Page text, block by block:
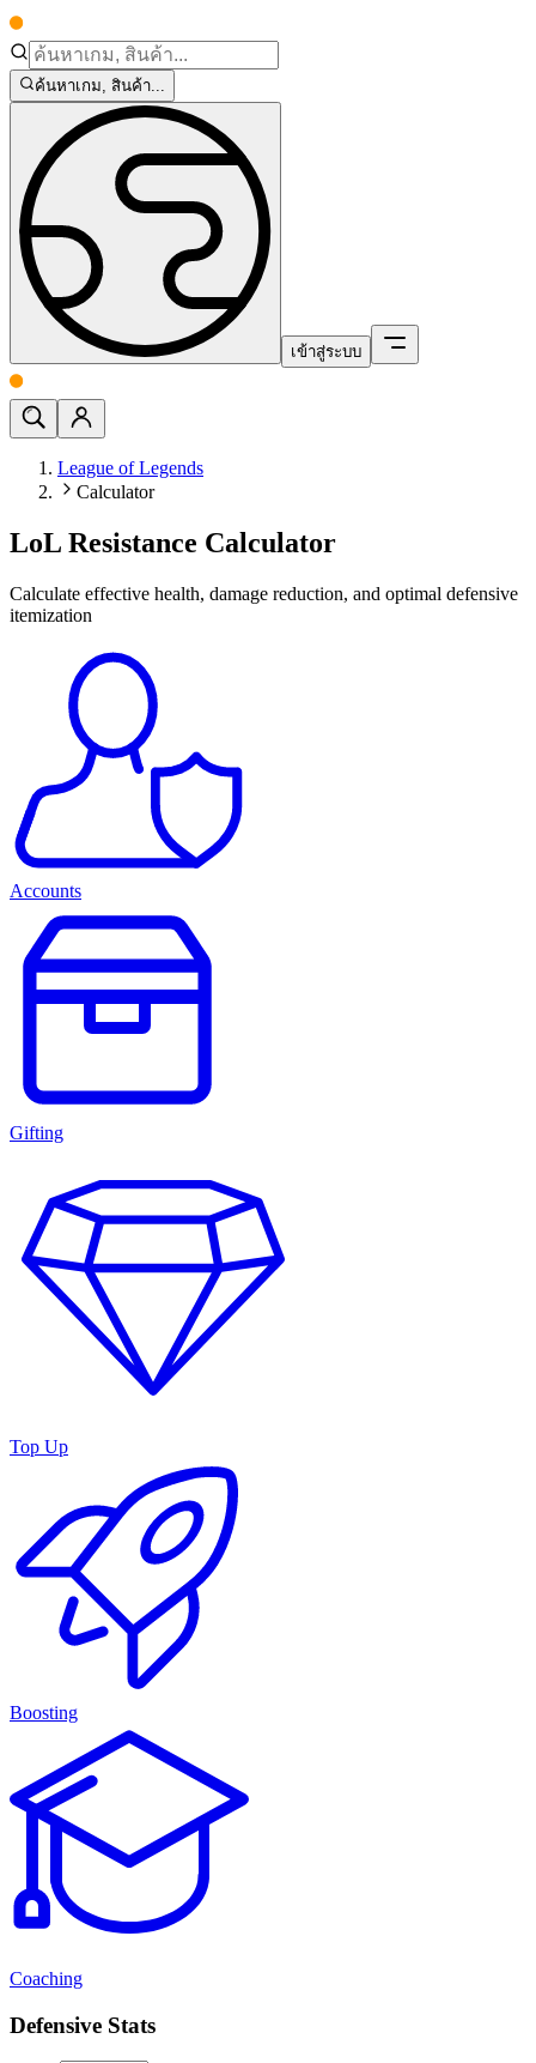
ค้นหาเกม, สินค้า...
เข้าสู่ระบบ
League of Legends
Calculator
LoL Resistance Calculator
Calculate effective health, damage reduction, and optimal defensive
itemization
Accounts
Gifting
Top Up
Boosting
Coaching
Defensive Stats